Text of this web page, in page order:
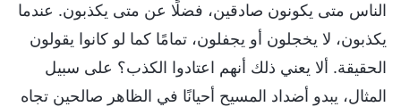
الناس متى يكونون صادقين، فضلًا عن متى يكذبون. عندما
يكذبون، لا يخجلون أو يجفلون، تمامًا كما لو كانوا يقولون
الحقيقة. ألا يعني ذلك أنهم اعتادوا الكذب؟ على سبيل
المثال، يبدو أضداد المسيح أحيانًا في الظاهر صالحين تجاه